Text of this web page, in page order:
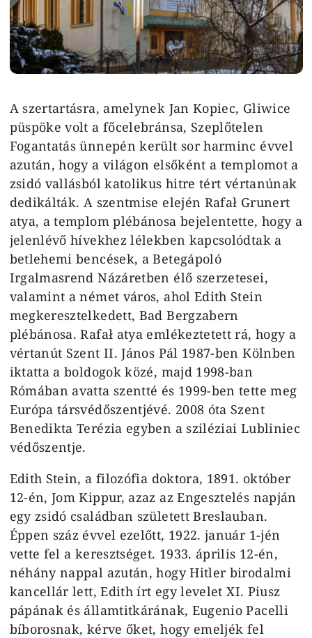
A szertartásra, amelynek Jan Kopiec, Gliwice
püspöke volt a főcelebránsa, Szeplőtelen
Fogantatás ünnepén került sor harminc évvel
azután, hogy a világon elsőként a templomot a
zsidó vallásból katolikus hitre tért vértanúnak
dedikálták. A szentmise elején Rafał Grunert
atya, a templom plébánosa bejelentette, hogy a
jelenlévő hívekhez lélekben kapcsolódtak a
betlehemi bencések, a Betegápoló
Irgalmasrend Názáretben élő szerzetesei,
valamint a német város, ahol Edith Stein
megkeresztelkedett, Bad Bergzabern
plébánosa. Rafał atya emlékeztetett rá, hogy a
vértanút Szent II. János Pál 1987-ben Kölnben
iktatta a boldogok közé, majd 1998-ban
Rómában avatta szentté és 1999-ben tette meg
Európa társvédőszentjévé. 2008 óta Szent
Benedikta Terézia egyben a sziléziai Lubliniec
védőszentje.
Edith Stein, a filozófia doktora, 1891. október
12-én, Jom Kippur, azaz az Engesztelés napján
egy zsidó családban született Breslauban.
Éppen száz évvel ezelőtt, 1922. január 1-jén
vette fel a keresztséget. 1933. április 12-én,
néhány nappal azután, hogy Hitler birodalmi
kancellár lett, Edith írt egy levelet XI. Piusz
pápának és államtitkárának, Eugenio Pacelli
bíborosnak, kérve őket, hogy emeljék fel